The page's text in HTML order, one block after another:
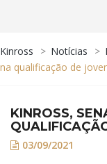
Kinross > Notícias >
na qualificação de
KINROSS,
03/09/2021